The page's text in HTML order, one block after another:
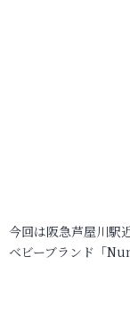
今回は阪急芦屋川駅
ベビーブランド「